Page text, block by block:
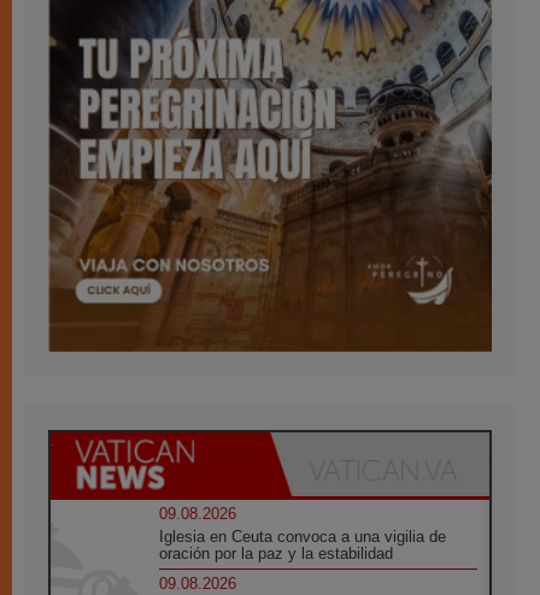
09.08.2026
Iglesia en Ceuta convoca a una vigilia de
oración por la paz y la estabilidad
09.08.2026